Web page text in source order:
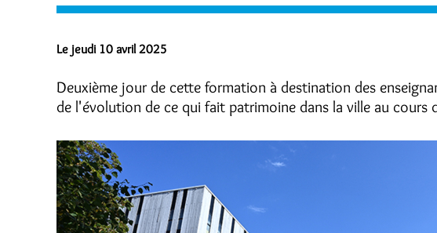
Le jeudi 10 avril 2025
Deuxième jour de cette formation à destination des
de l'évolution de ce qui fait patrimoine dans la ville au cours